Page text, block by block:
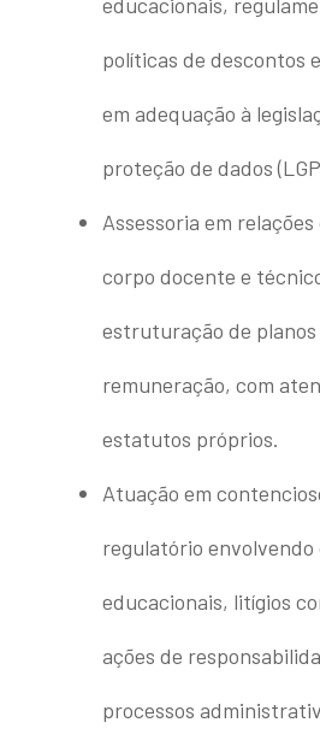
políticas de descontos
em adequação à
proteção de dados
Assessoria em
corpo docente e
estruturação de
remuneração, com
estatutos próprios.
Atuação em
regulatório envolvendo
educacionais, litígios
ações de
processos